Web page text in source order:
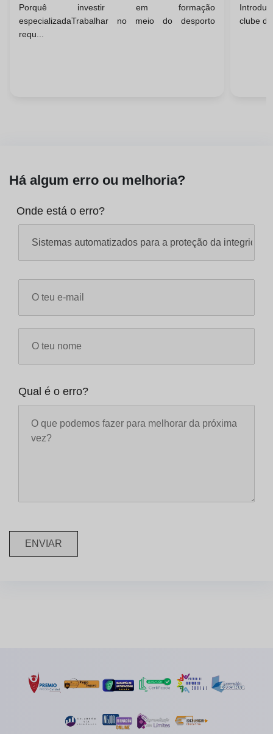
Desportiva: Carreiras E
Certificações
Porquê investir em formação
especializadaTrabalhar no meio do desporto
requ...
clube
Há algum erro ou melhoria?
Onde está o erro?
Qual é o erro?
ENVIAR